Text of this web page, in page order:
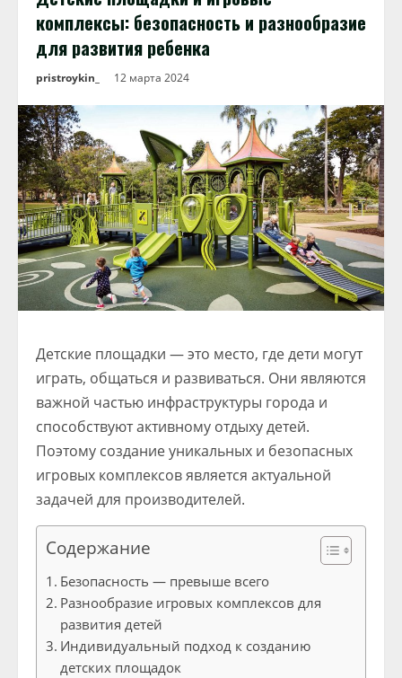
комплексы: безопасность и разнообразие
для развития ребенка
pristroykin_ 12 марта 2024
Детские площадки — это место, где дети могут
играть, общаться и развиваться. Они являются
важной частью инфраструктуры города и
способствуют активному отдыху детей.
Поэтому создание уникальных и безопасных
игровых комплексов является актуальной
задачей для производителей.
Содержание
Безопасность — превыше всего
Разнообразие игровых комплексов для
развития детей
Индивидуальный подход к созданию
детских площадок